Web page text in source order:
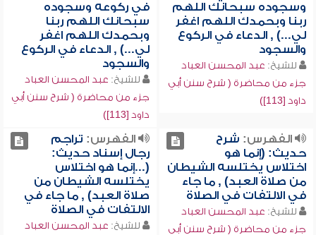
وسجوده سبحانك اللهم
ربنا وبحمدك اللهم اغفر
لي...) , الدعاء في الركوع
والسجود
للشيخ: عبد المحسن العباد
جزء من محاضرة ( شرح سنن أبي
داود [113])
في ركوعه وسجوده
سبحانك اللهم ربنا
وبحمدك اللهم اغفر
لي...) , الدعاء في الركوع
والسجود
للشيخ: عبد المحسن العباد
جزء من محاضرة ( شرح سنن أبي
داود [113])
الفهرس: شرح
حديث: (إنما هو
اختلاس يختلسه الشيطان
من صلاة العبد) , ما جاء
في الالتفات في الصلاة
للشيخ: عبد المحسن العباد
جزء من محاضرة ( شرح سنن أبي
الفهرس: تراجم
رجال إسناد حديث:
(...إنما هو اختلاس
يختلسه الشيطان من
صلاة العبد) , ما جاء في
الالتفات في الصلاة
للشيخ: عبد المحسن العباد